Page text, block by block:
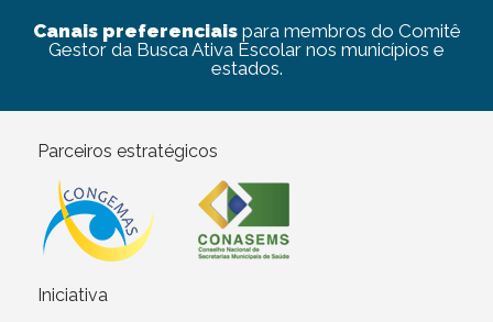
Canais preferenciaispara membros do Comitê
Gestor da Busca Ativa Escolar nos municípios e
estados.
Parceiros estratégicos
Iniciativa